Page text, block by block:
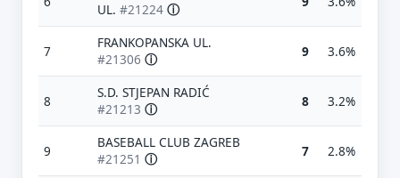
UL. #21224 ⓘ
7
FRANKOPANSKA UL.
#21306 ⓘ 9 3.6%
8
S.D. STJEPAN RADIĆ
#21213 ⓘ 8 3.2%
9
BASEBALL CLUB ZAGREB
#21251 ⓘ 7 2.8%